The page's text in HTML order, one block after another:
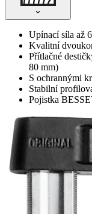
Upínací síla až
Kvalitní
Přítlačné
80 mm)
S ochrannými
Stabilní
Pojistka